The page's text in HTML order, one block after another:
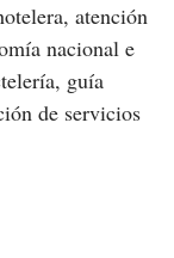
atención
nacional e
guía
de servicios